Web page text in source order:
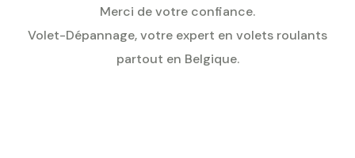
Merci de votre confiance.
Volet-Dépannage, votre expert en volets roulants
partout en Belgique.